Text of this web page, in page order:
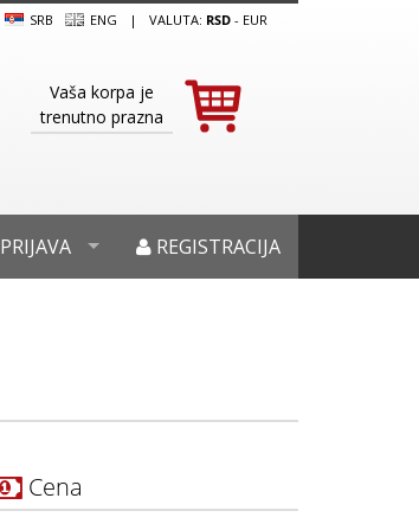
SRB ENG | VALUTA: RSD- EUR
Vaša korpa je
trenutno prazna
REGISTRACIJA
PRIJAVA
Cena